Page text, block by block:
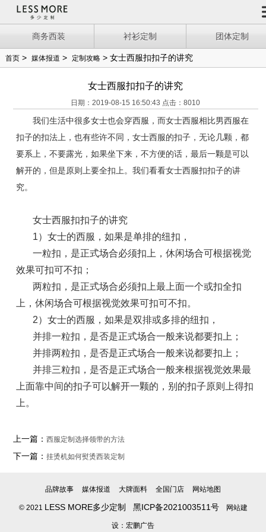
商务西装 衬衫定制 团体定制
首页> 媒体报道 > 定制攻略> 女士西服扣扣子的讲究
女士西服扣扣子的讲究
日期：2019-08-15 16:50:43 点击：8010
我们生活中很多女士也会穿西服，而女士西服相比男西服在
扣子的扣法上，也有些许不同，女士西服的扣子，无论几颗，都
要系上，不要露光，如果坐下来，不方便的话，最后一颗是可以
解开的，但是原则上要全扣上。我们看看女士西服扣扣子的讲
究。
女士西服扣扣子的讲究
1）女士的西服，如果是单排的纽扣，
一粒扣，是正式场合必须扣上，休闲场合可根据视觉
效果可扣可不扣；
两粒扣，是正式场合必须扣上最上面一个或扣全扣
上，休闲场合可根据视觉效果可扣可不扣。
2）女士的西服，如果是双排或多排的纽扣，
并排一粒扣，是否是正式场合一般来说都要扣上；
并排两粒扣，是否是正式场合一般来说都要扣上；
并排三粒扣，是否是正式场合一般来根据视觉效果最
上面靠中间的扣子可以解开一颗的，别的扣子原则上得扣
上。
上一篇：西服定制选择领带的方法
下一篇：挂烫机如何熨烫西装定制
品牌故事 媒体报道 大牌面料 全国门店 网站地图
© 2021 LESS MORE多少定制 黑ICP备2021003511号网站建
设：宏鹏广告